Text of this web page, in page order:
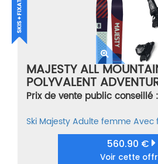
MAJESTY ALL
POLYVALENT
GRIFFON 13 ID BLACK
Prix de vente public
Ski MajestyAdulte femme Avec
560.90 €
Voir cette